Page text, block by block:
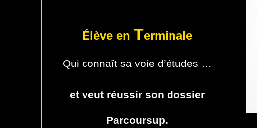
Élève en Terminale
Qui connaît sa voie d’études …
et veut réussir son dossier
Parcoursup.